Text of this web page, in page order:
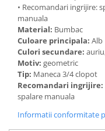
• Recomandari ingrijire:
manuala
Material: Bumbac
Culoare principala: Alb
Culori secundare:
Motiv: geometric
Tip: Maneca 3/4 clopot
Recomandari ingrijire:
spalare manuala
Informatii conformitate